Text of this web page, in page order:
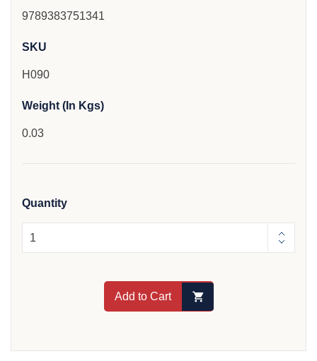
9789383751341
SKU
H090
Weight (In Kgs)
0.03
Quantity
Add to Cart